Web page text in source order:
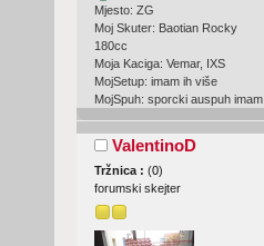
Mjesto: ZG
Moj Skuter: Baotian Rocky
180cc
Moja Kaciga: Vemar, IXS
MojSetup: imam ih više
MojSpuh: sporcki auspuh imam
ValentinoD
Tržnica : (0)
forumski skejter